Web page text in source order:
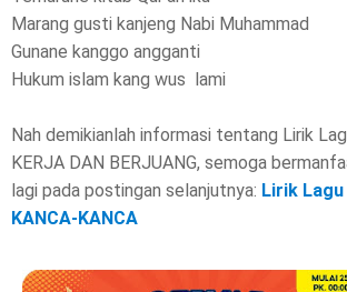
Marang gusti kanjeng Nabi Muhammad
Gunane kanggo angganti
Hukum islam kang wus lami
Nah demikianlah informasi tentang Lirik
KERJA DAN BERJUANG, semoga
lagi pada postingan selanjutnya: Lirik
KANCA-KANCA